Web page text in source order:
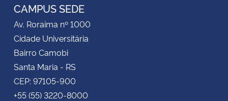
CAMPUS SEDE
Av. Roraima nº 1000
Cidade Universitária
Bairro Camobi
Santa Maria - RS
CEP: 97105-900
+55 (55) 3220-8000